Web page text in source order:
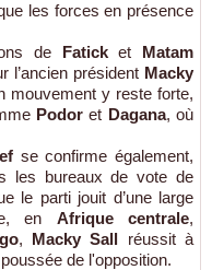
les forces en présence
de Faticket Matam
l’ancien président Macky
mouvement y reste forte,
Podor et Dagana, où
se confirme également,
les bureaux de vote de
le parti jouit d’une large
en Afrique centrale,
, Macky Sall réussit à
de l'opposition.